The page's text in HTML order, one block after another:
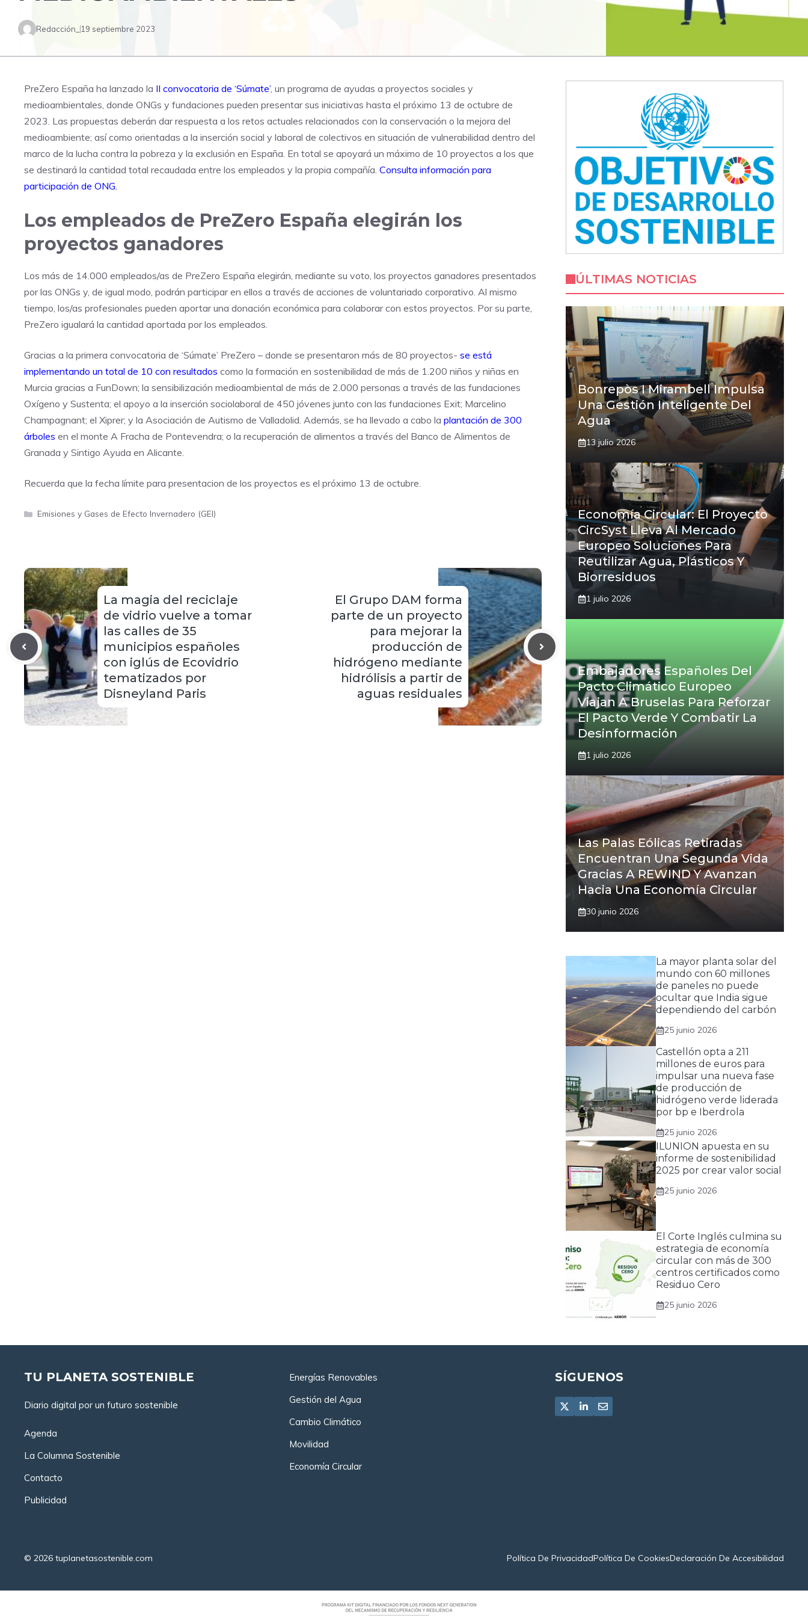
Redacción_ 19 septiembre 2023
PreZero España ha lanzado la II convocatoria de ‘Súmate’, un programa de ayudas a proyectos sociales y
medioambientales, donde ONGs y fundaciones pueden presentar sus iniciativas hasta el próximo 13 de octubre de
2023. Las propuestas deberán dar respuesta a los retos actuales relacionados con la conservación o la mejora del
medioambiente; así como orientadas a la inserción social y laboral de colectivos en situación de vulnerabilidad dentro del
marco de la lucha contra la pobreza y la exclusión en España. En total se apoyará un máximo de 10 proyectos a los que
se destinará la cantidad total recaudada entre los empleados y la propia compañía. Consulta información para
participación de ONG.
Los empleados de PreZero España elegirán los
proyectos ganadores
Los más de 14.000 empleados/as de PreZero España elegirán, mediante su voto, los proyectos ganadores presentados
por las ONGs y, de igual modo, podrán participar en ellos a través de acciones de voluntariado corporativo. Al mismo
tiempo, los/as profesionales pueden aportar una donación económica para colaborar con estos proyectos. Por su parte,
PreZero igualará la cantidad aportada por los empleados.
Gracias a la primera convocatoria de ‘Súmate’ PreZero – donde se presentaron más de 80 proyectos- se está
implementando un total de 10 con resultados como la formación en sostenibilidad de más de 1.200 niños y niñas en
Murcia gracias a FunDown; la sensibilización medioambiental de más de 2.000 personas a través de las fundaciones
Oxígeno y Sustenta; el apoyo a la inserción sociolaboral de 450 jóvenes junto con las fundaciones Exit; Marcelino
Champagnant; el Xiprer; y la Asociación de Autismo de Valladolid. Además, se ha llevado a cabo la plantación de 300
árboles en el monte A Fracha de Pontevendra; o la recuperación de alimentos a través del Banco de Alimentos de
Granada y Sintigo Ayuda en Alicante.
Recuerda que la fecha límite para presentacion de los proyectos es el próximo 13 de octubre.
Categorías
Emisiones y Gases de Efecto Invernadero (GEI)
La magia del reciclaje
de vidrio vuelve a tomar
las calles de 35
municipios españoles
con iglús de Ecovidrio
tematizados por
Disneyland Paris
El Grupo DAM forma
parte de un proyecto
para mejorar la
producción de
hidrógeno mediante
hidrólisis a partir de
aguas residuales
ÚLTIMAS NOTICIAS
Bonrepòs I Mirambell Impulsa
Una Gestión Inteligente Del
Agua
13 julio 2026
Economía Circular: El Proyecto
CircSyst Lleva Al Mercado
Europeo Soluciones Para
Reutilizar Agua, Plásticos Y
Biorresiduos
1 julio 2026
Embajadores Españoles Del
Pacto Climático Europeo
Viajan A Bruselas Para Reforzar
El Pacto Verde Y Combatir La
Desinformación
1 julio 2026
Las Palas Eólicas Retiradas
Encuentran Una Segunda Vida
Gracias A REWIND Y Avanzan
Hacia Una Economía Circular
30 junio 2026
La mayor planta solar del
mundo con 60 millones
de paneles no puede
ocultar que India sigue
dependiendo del carbón
25 junio 2026
Castellón opta a 211
millones de euros para
impulsar una nueva fase
de producción de
hidrógeno verde liderada
por bp e Iberdrola
25 junio 2026
ILUNION apuesta en su
informe de sostenibilidad
2025 por crear valor social
25 junio 2026
El Corte Inglés culmina su
estrategia de economía
circular con más de 300
centros certificados como
Residuo Cero
25 junio 2026
TU PLANETA SOSTENIBLE
Diario digital por un futuro sostenible
Agenda
La Columna Sostenible
Contacto
Publicidad
Energías Renovables
Gestión del Agua
Cambio Climático
Movilidad
Economía Circular
SÍGUENOS
© 2026 tuplanetasostenible.com Política De PrivacidadPolítica De CookiesDeclaración De Accesibilidad